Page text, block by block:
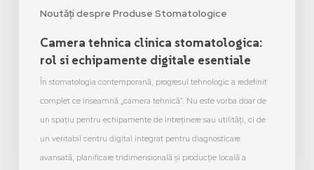
Noutăți despre Produse Stomatologice
Camera tehnica clinica stomatologica:
rol si echipamente digitale esentiale
În stomatologia contemporană, progresul tehnologic a redefinit
complet ce înseamnă „camera tehnică”. Nu este vorba doar de
un spațiu pentru echipamente de întreținere sau utilități, ci de
un veritabil centru digital integrat pentru diagnosticare
avansată, planificare tridimensională și producție locală a